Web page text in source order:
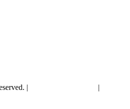
|
|